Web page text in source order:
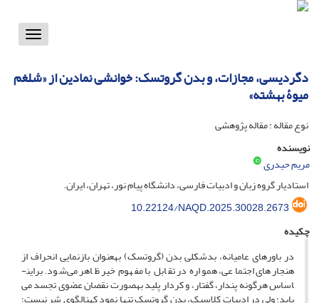
Toggle
دگردیسی، مجازات، و بدن گروتسک: خوانشی نمادین از «شلغم
میوۀ بهشته»
نوع مقاله : مقاله پژوهشی
نویسنده
مریم حیدری
استادیار گروه زبان و ادبیات فارسی، دانشگاه پیام نور، تهران، ایران.
10.22124/NAQD.2025.30028.2673
چکیده
در باورهای عامیانه، بدشکلی بدن (گروتسک) به­عنوان بازنمایی انحراف از
هنجارهای اجتماعی، همواره در تقابل با مفهوم خیر ظاهر می‌شود. براین­
اساس هرگونه پندار، گفتار، و کردار پلید به­صورت نقصان عضوی تجسد می­‌
یابد؛ ولی در ادبیات کلاسیک، بدن گروتسک تنها نمود کهن­الگوی شر نیست؛